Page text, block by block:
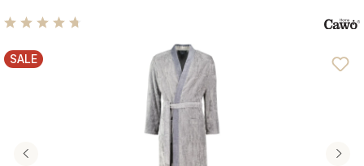
Durchschnittliche Bewertung von 4.81 von 5 Sternen
RABATT
SALE